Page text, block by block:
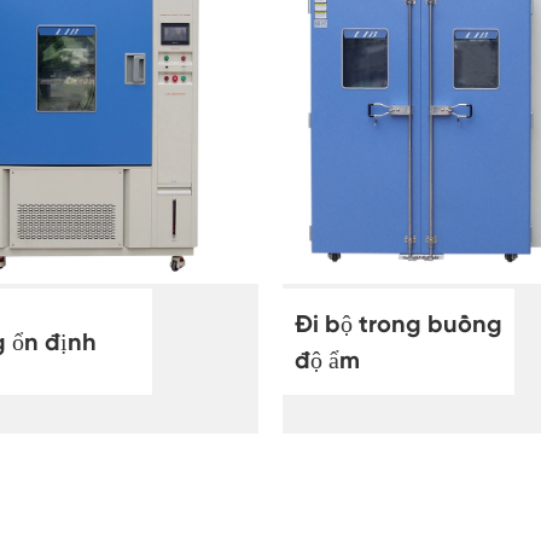
Đi bộ trong buồng độ ẩm
Buồng nhiệt độ
Buồng môi trường tiếp cận
Buồng ứng suất môi trường
Thiết bị kiểm tra thời hạn sử dụng tăng tốc
ổn định
Đi bộ trong buồng
độ ẩm